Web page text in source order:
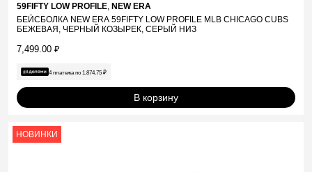
59FIFTY LOW PROFILE, NEW ERA
БЕЙСБОЛКА NEW ERA 59FIFTY LOW PROFILE MLB CHICAGO CUBS
БЕЖЕВАЯ, ЧЕРНЫЙ КОЗЫРЕК, СЕРЫЙ НИЗ
7,499.00 ₽
4 платежа по 1,874.75 ₽
В корзину
НОВИНКИ